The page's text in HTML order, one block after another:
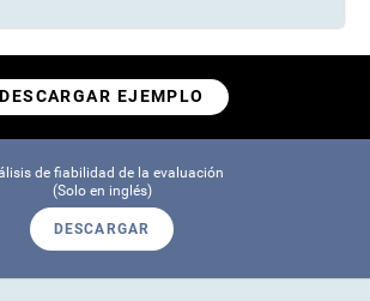
DESCARGAR EJEMPLO
de fiabilidad de la evaluación
(Solo en inglés)
DESCARGAR